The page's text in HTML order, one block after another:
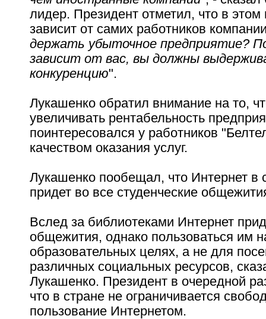
лидер. Президент отметил, что в этом
зависит от самих работников
держать убыточное предприятие?
зависит от вас, вы должны
конкуренцию".
Лукашенко обратил внимание на то,
увеличивать рентабельность
поинтересовался у работников
качеством оказания услуг.
Лукашенко пообещал, что Интернет в
придет во все студенческие
Вслед за библиотеками Интернет
общежития, однако пользоваться им
образовательных целях, а не для
различных социальных ресурсов,
Лукашенко. Президент в очередной
что в стране не ограничивается
пользование Интернетом.